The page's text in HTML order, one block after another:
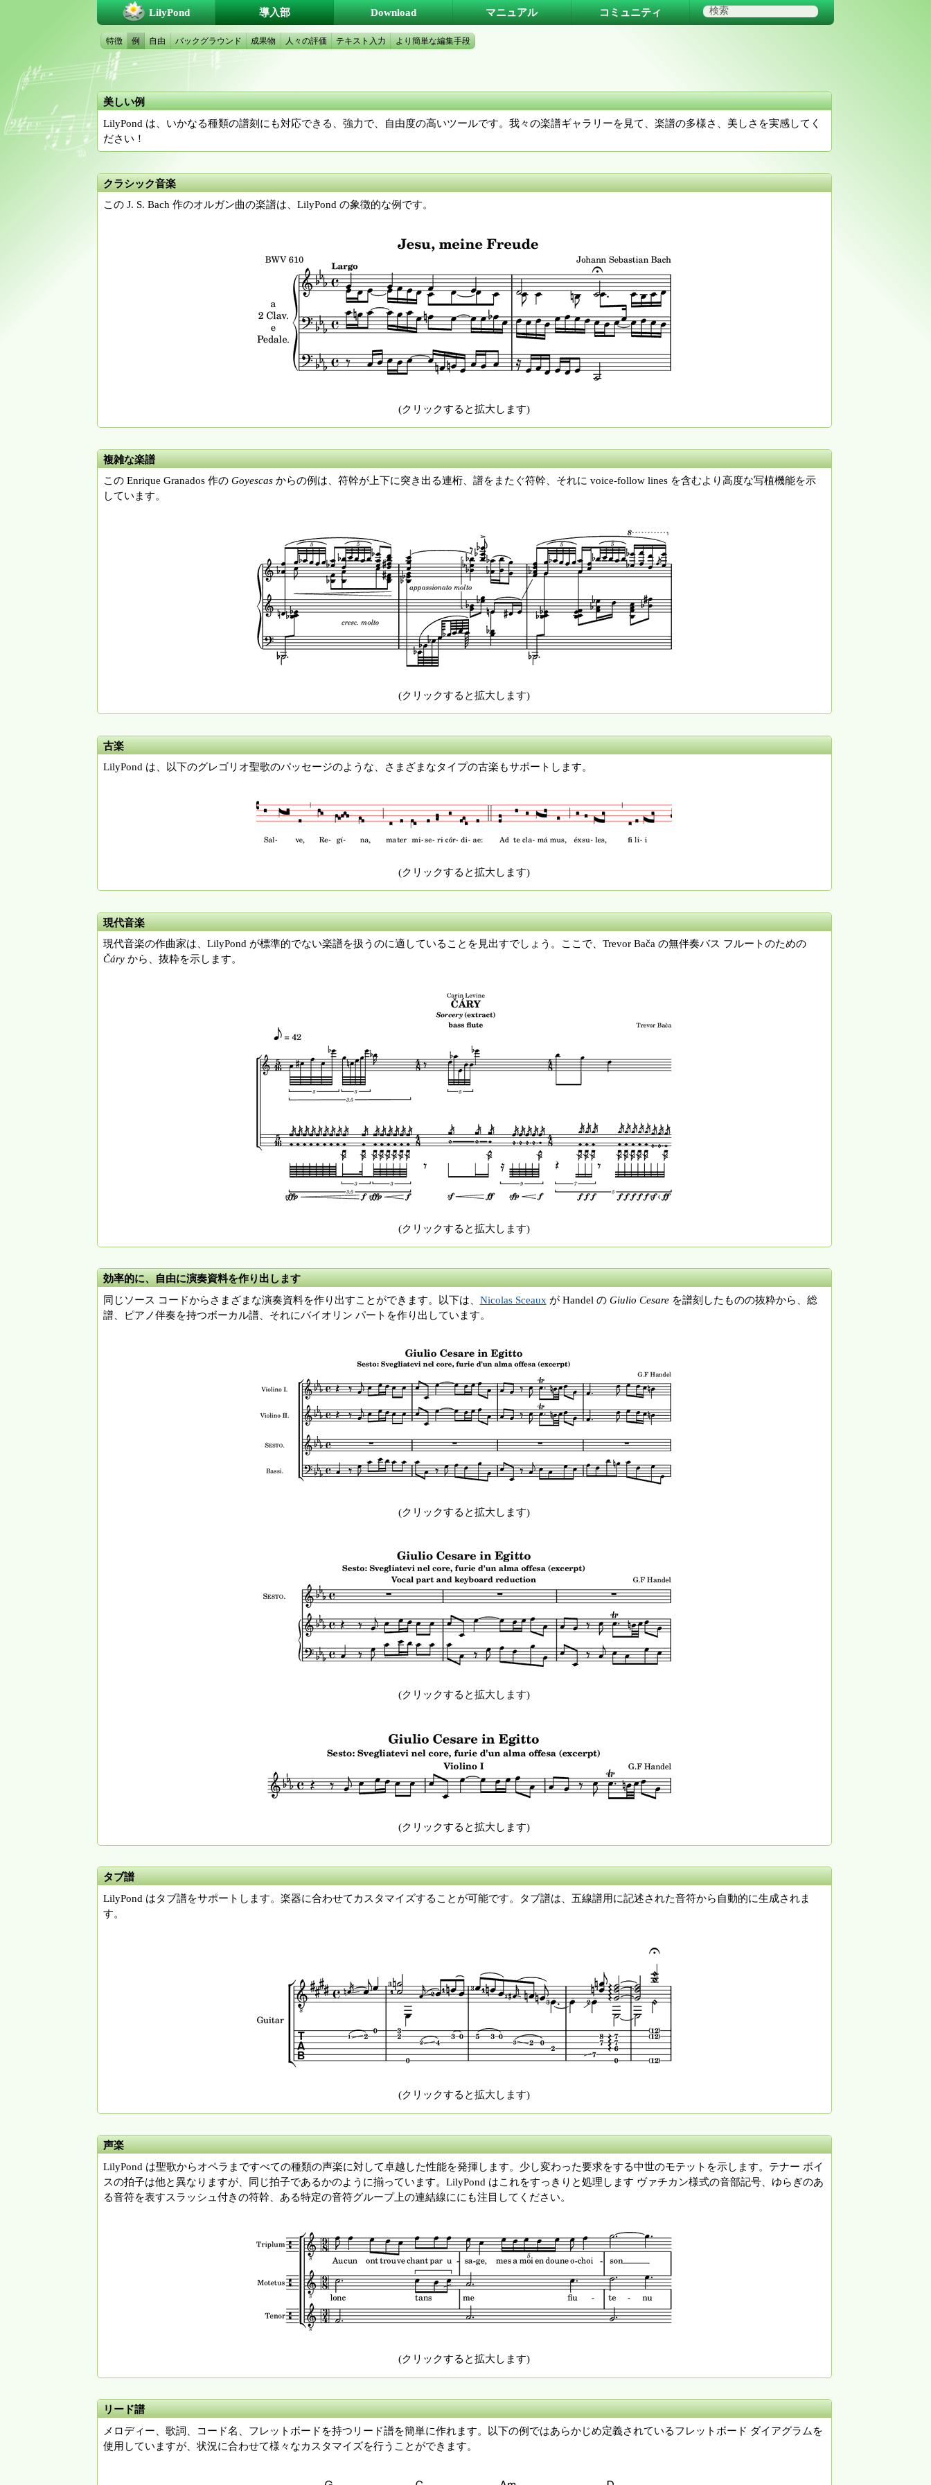
美しい例
LilyPond は、いかなる種類の譜刻にも対応できる、強力で、自由度の高いツールです。我々の楽譜ギャラリーを見て、楽譜の多様さ、美しさを実感してく
ださい！
クラシック音楽
この J. S. Bach 作のオルガン曲の楽譜は、LilyPond の象徴的な例です。
(クリックすると拡大します)
複雑な楽譜
この Enrique Granados 作の Goyescasからの例は、符幹が上下に突き出る連桁、譜をまたぐ符幹、それに voice-follow lines を含むより高度な写植機能を示
しています。
(クリックすると拡大します)
古楽
LilyPond は、以下のグレゴリオ聖歌のパッセージのような、さまざまなタイプの古楽もサポートします。
(クリックすると拡大します)
現代音楽
現代音楽の作曲家は、LilyPond が標準的でない楽譜を扱うのに適していることを見出すでしょう。ここで、Trevor Bača の無伴奏バス フルートのための
Čáryから、抜粋を示します。
(クリックすると拡大します)
効率的に、自由に演奏資料を作り出します
同じソース コードからさまざまな演奏資料を作り出すことができます。以下は、 Nicolas Sceaux が Handel の Giulio Cesareを譜刻したものの抜粋から、総
譜、ピアノ伴奏を持つボーカル譜、それにバイオリン パートを作り出しています。
(クリックすると拡大します)
(クリックすると拡大します)
(クリックすると拡大します)
タブ譜
LilyPond はタブ譜をサポートします。楽器に合わせてカスタマイズすることが可能です。タブ譜は、五線譜用に記述された音符から自動的に生成されま
す。
(クリックすると拡大します)
声楽
LilyPond は聖歌からオペラまですべての種類の声楽に対して卓越した性能を発揮します。少し変わった要求をする中世のモテットを示します。テナー ボイ
スの拍子は他と異なりますが、同じ拍子であるかのように揃っています。LilyPond はこれをすっきりと処理します ヴァチカン様式の音部記号、ゆらぎのあ
る音符を表すスラッシュ付きの符幹、ある特定の音符グループ上の連結線ににも注目してください。
(クリックすると拡大します)
リード譜
メロディー、歌詞、コード名、フレットボードを持つリード譜を簡単に作れます。以下の例ではあらかじめ定義されているフレットボード ダイアグラムを
使用していますが、状況に合わせて様々なカスタマイズを行うことができます。
LilyPond 導入部
特徴 例 自由 バックグラウンド 成果物 人々の評価 テキスト入力 より簡単な編集手段
Download マニュアル コミュニティ